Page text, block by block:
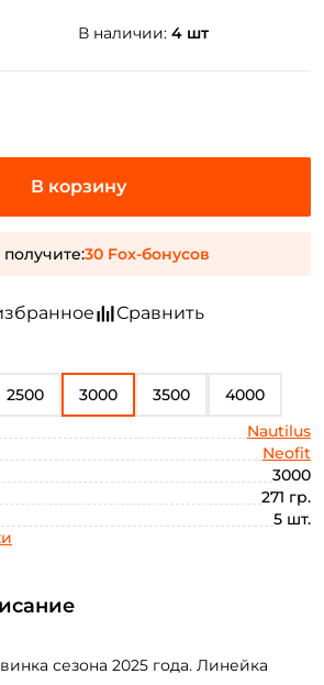
В наличии: 4 шт
2500 3000 3500
4000
Nautilus
Neofit
3000
271 гр.
5 шт.
30 Fox-бонусов
сезона 2025 года. Линейка